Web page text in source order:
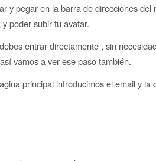
y pegar en la barra de direcciones
poder subir tu avatar.
entrar directamente , sin
vamos a ver ese paso también.
principal introducimos el email y la